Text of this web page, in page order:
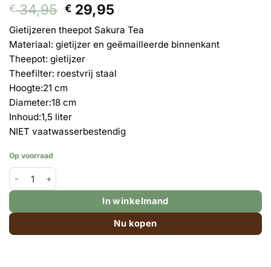
€34,95 Oorspronkelijke
prijs
was:
€ 34,95.
€ 29,95Huidige
is:
€ 29,95.
Gietijzeren theepot Sakura Tea
Materiaal: gietijzer en geëmailleerde binnenkant
Theepot: gietijzer
Theefilter: roestvrij staal
Hoogte:21 cm
Diameter:18 cm
Inhoud:1,5 liter
NIET vaatwasserbestendig
Op voorraad
Japanse gietijzeren theepot zwart - 1.5 liter aantal
In winkelmand
Nu kopen